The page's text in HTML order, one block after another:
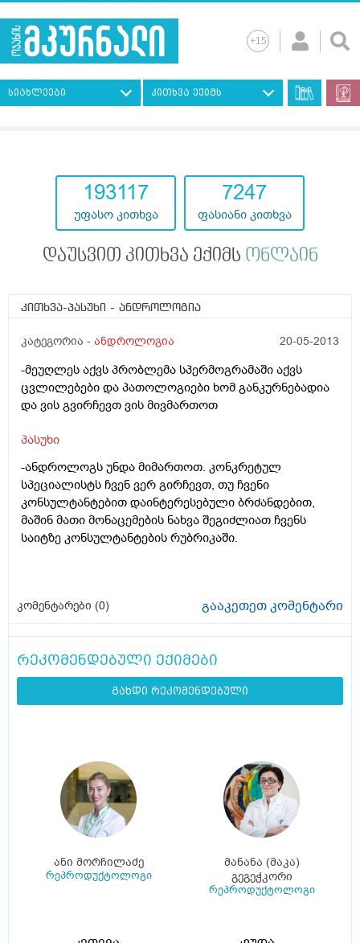
სიახლეები კითხვა ექიმს
193117
უფასო კითხვა
7247
ფასიანი კითხვა
დაუსვით კითხვა ექიმს ონლაინ
კითხვა-პასუხი - ანდროლოგია
კატეგორია - ანდროლოგია 20-05-2013
-მეუღლეს აქვს პრობლემა სპერმოგრამაში აქვს
ცვლილებები და პათოლოგიები ხომ განკურნებადია
და ვის გვირჩევთ ვის მივმართოთ
პასუხი
-ანდროლოგს უნდა მიმართოთ. კონკრეტულ
სპეციალისტს ჩვენ ვერ გირჩევთ, თუ ჩვენი
კონსულტანტებით დაინტერესებული ბრძანდებით,
მაშინ მათი მონაცემების ნახვა შეგიძლიათ ჩვენს
საიტზე კონსულტანტების რუბრიკაში.
კომენტარები (0) გააკეთეთ კომენტარი
რეკომენდებული ექიმები
გახდი რეკომენდებული
ანი მორჩილაძე
რეპროდუქტოლოგი
მანანა (მაკა)
გეგეჭკორი
რეპროდუქტოლოგი